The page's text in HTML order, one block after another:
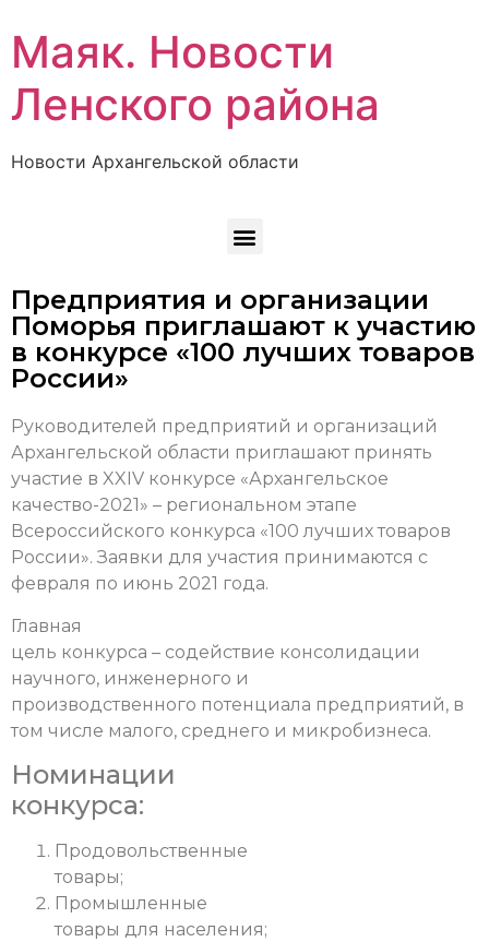
Маяк. Новости
Ленского района
Новости Архангельской области
Предприятия и организации
Поморья приглашают к участию
в конкурсе «100 лучших товаров
России»
Руководителей предприятий и организаций
Архангельской области приглашают принять
участие в XXIV конкурсе «Архангельское
качество-2021» – региональном этапе
Всероссийского конкурса «100 лучших товаров
России». Заявки для участия принимаются с
февраля по июнь 2021 года.
Главная
цель конкурса – содействие консолидации
научного, инженерного и
производственного потенциала предприятий, в
том числе малого, среднего и микробизнеса.
Номинации
конкурса:
Продовольственные
товары;
Промышленные
товары для населения;